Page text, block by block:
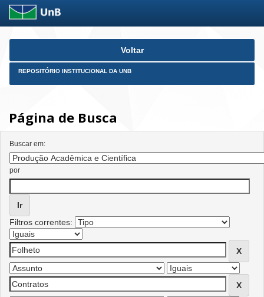
Skip
Voltar
REPOSITÓRIO INSTITUCIONAL DA UNB
Página de Busca
Buscar em:
por
Filtros correntes: